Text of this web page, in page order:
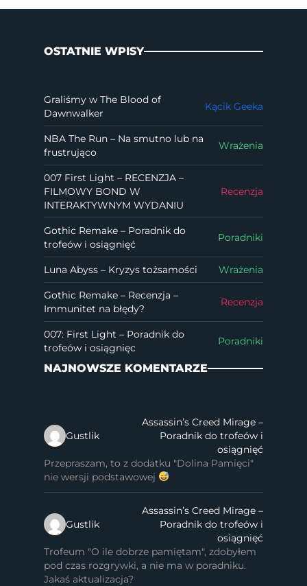
OSTATNIE WPISY
Graliśmy w The Blood of
Dawnwalker
Kącik Geeka
NBA The Run – Na smutno lub na
frustrująco
Wrażenia
007 First Light – RECENZJA –
FILMOWY BOND W
INTERAKTYWNYM WYDANIU
Recenzja
Gothic Remake – Poradnik do
trofeów i osiągnięć
Poradniki
Luna Abyss – Kryzys tożsamości Wrażenia
Gothic Remake – Recenzja –
Immunitet na błędy?
Recenzja
007: First Light – Poradnik do
trofeów i osiągnięc
Poradniki
NAJNOWSZE KOMENTARZE
Gustlik
Assassin’s Creed Mirage –
Poradnik do trofeów i
osiągnięć
Przepraszam, to z dodatku "Dolina Pamięci"
nie wersji podstawowej
Gustlik
Assassin’s Creed Mirage –
Poradnik do trofeów i
osiągnięć
Trofeum "O ile dobrze pamiętam", zdobyłem
pod czas rozgrywki, a nie ma w poradniku.
Jakaś aktualizacja?